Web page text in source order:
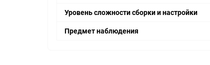
Уровень сложности сборки и настройки
Предмет наблюдения